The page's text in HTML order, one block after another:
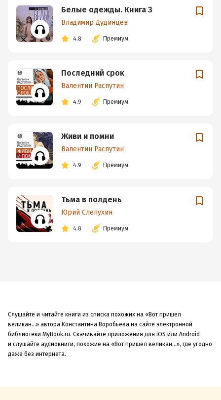
Белые одежды. Книга 3
Владимир Дудинцев
4.8 Премиум
Последний срок
Валентин Распутин
4.9 Премиум
Живи и помни
Валентин Распутин
4.9 Премиум
Тьма в полдень
Юрий Слепухин
4.8 Премиум
Слушайте и читайте книги из списка похожих на «Вот пришел
великан…» автора Константина Воробьева на сайте электронной
библиотеки MyBook.ru. Скачивайте приложения для iOS или Android
и слушайте аудиокниги, похожие на «Вот пришел великан…», где угодно
даже без интернета.